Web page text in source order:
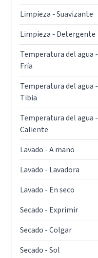
Limpieza - Suavizante
Limpieza - Detergente
Temperatura del agua -
Fría
Temperatura del agua -
Tibia
Temperatura del agua -
Caliente
Lavado - A mano
Lavado - Lavadora
Lavado - En seco
Secado - Exprimir
Secado - Colgar
Secado - Sol